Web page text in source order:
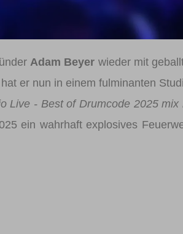
Adam Beyer wieder mit
er nun in einem fulminanten
Live - Best of Drumcode 2025 mix
ein wahrhaft explosives